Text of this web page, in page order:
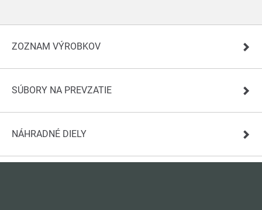
ZOZNAM VÝROBKOV
SÚBORY NA PREVZATIE
NÁHRADNÉ DIELY